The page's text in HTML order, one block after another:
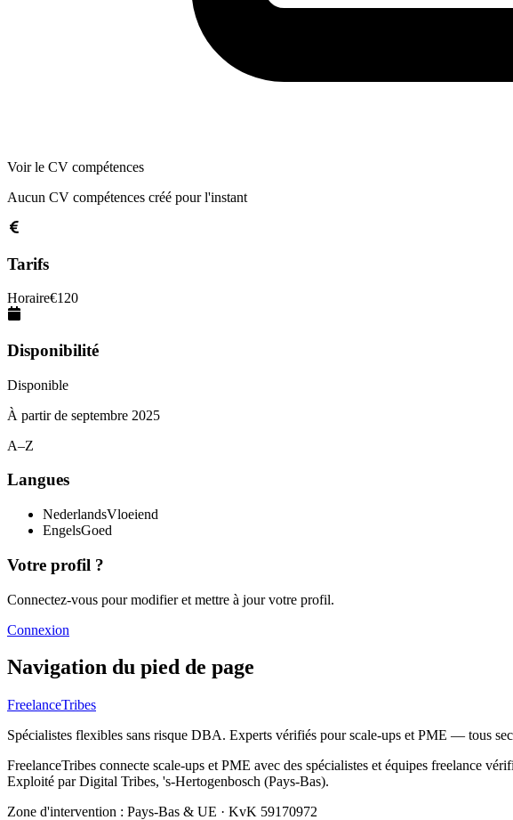
Voir le CV compétences
Aucun CV compétences créé pour l'instant
Tarifs
Horaire€120
Disponibilité
Disponible
À partir de septembre 2025
A–Z
Langues
NederlandsVloeiend
EngelsGoed
Votre profil ?
Connectez-vous pour modifier et mettre à jour votre profil.
Connexion
Navigation du pied de page
FreelanceTribes
Spécialistes flexibles sans risque DBA. Experts vérifiés pour scale-ups et PME — tous
FreelanceTribes connecte scale-ups et PME avec des spécialistes et équipes
Exploité par Digital Tribes, 's-Hertogenbosch (Pays-Bas).
Zone d'intervention : Pays-Bas & UE · KvK 59170972